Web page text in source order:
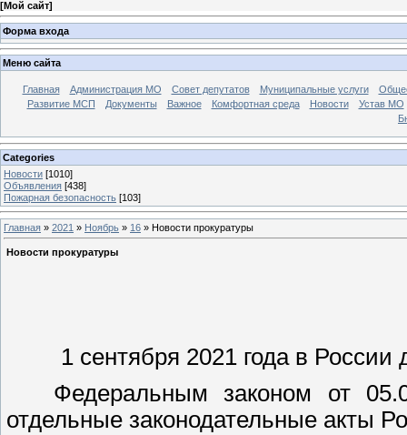
[Мой сайт]
Форма входа
Меню сайта
Главная Администрация МО Совет депутатов Муниципальные услуги
Развитие МСП
Документы Важное Комфортная среда Новости
Устав МО
Categories
Новости [1010]
Объявления [438]
Пожарная безопасность [103]
Главная » 2021 » Ноябрь » 16 » Новости прокуратуры
Новости прокуратуры
1 сентября 2021 года в России​
Федеральным законом от
отдельные законодательные акты